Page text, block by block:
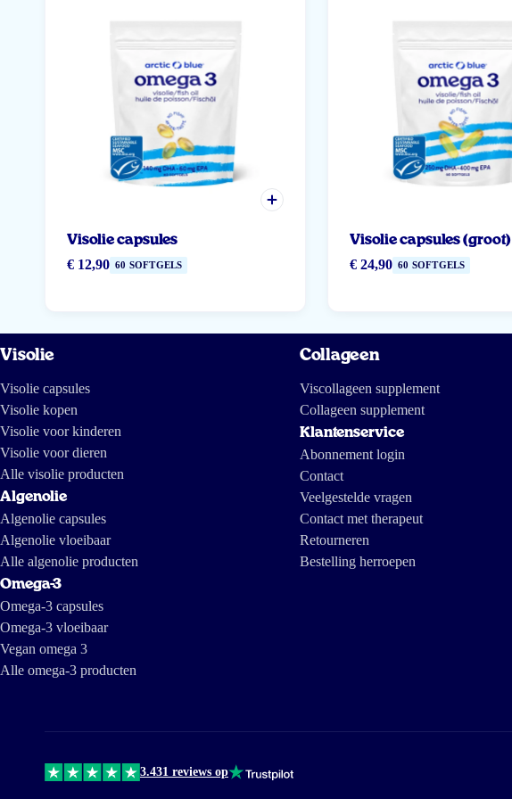
Visolie capsules
€ 12,90 60 SOFTGELS
Visolie capsules (groot)
€ 24,90 60 SOFTGELS
Visolie
Visolie capsules
Visolie kopen
Visolie voor kinderen
Visolie voor dieren
Alle visolie producten
Algenolie
Algenolie capsules
Algenolie vloeibaar
Alle algenolie producten
Omega-3
Omega-3 capsules
Omega-3 vloeibaar
Vegan omega 3
Alle omega-3 producten
Collageen
Viscollageen supplement
Collageen supplement
Klantenservice
Abonnement login
Contact
Veelgestelde vragen
Contact met therapeut
Retourneren
Bestelling herroepen
3.431 reviews op